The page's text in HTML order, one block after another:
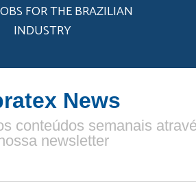
FOR THE BRAZILIAN
INDUSTRY
News
conteúdos semanais
newsletter